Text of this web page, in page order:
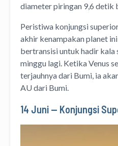
diameter piringan 9,6 detik
Peristiwa konjungsi
akhir kenampakan planet
bertransisi untuk hadir kala
minggu lagi. Ketika Venus
terjauhnya dari Bumi, ia
AU dari Bumi.
14 Juni — Konjungsi